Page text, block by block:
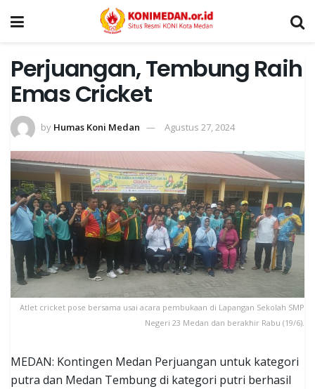
Perjuangan, Tembung Raih
Emas Cricket
by Humas Koni Medan Agustus 27, 2024
Atlet cricket pose bersama usai acara pembukaan di Lapangan Sekolah SMP
Negeri 23 Medan dan berakhir Rabu (19/6).
MEDAN: Kontingen Medan Perjuangan untuk kategori
putra dan Medan Tembung di kategori putri berhasil